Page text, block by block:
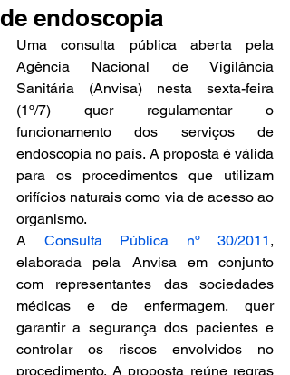
de endoscopia
Uma consulta pública aberta pela
Agência Nacional de Vigilância
Sanitária (Anvisa) nesta sexta-feira
(1º/7) quer regulamentar o
funcionamento dos serviços de
endoscopia no país. A proposta é válida
para os procedimentos que utilizam
orifícios naturais como via de acesso ao
organismo.
A
Consulta Pública nº 30/2011 ,
elaborada pela Anvisa em conjunto
com representantes das sociedades
médicas e de enfermagem, quer
garantir a segurança dos pacientes e
controlar os riscos envolvidos no
procedimento. A proposta reúne regras